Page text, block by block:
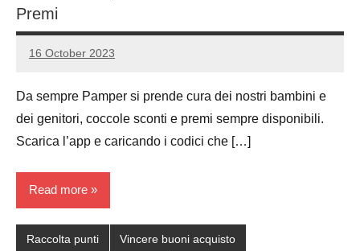
Premi
16 October 2023
Luca
No
Da sempre Pamper si prende cura dei nostri bambini e
dei genitori, coccole sconti e premi sempre disponibili.
Scarica l’app e caricando i codici che […]
Read more
Raccolta punti Vincere buoni acquisto